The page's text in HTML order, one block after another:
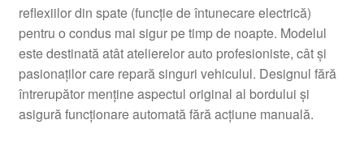
reflexiilor din spate (funcție de întunecare electrică)
pentru o condus mai sigur pe timp de noapte. Modelul
este destinată atât atelierelor auto profesioniste, cât şi
pasionaţilor care repară singuri vehiculul. Designul fără
întrerupător menține aspectul original al bordului și
asigură funcţionare automată fără acţiune manuală.